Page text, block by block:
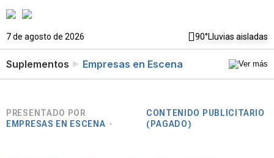
7 de agosto de 2026 90°Lluvias aisladas
Suplementos Empresas en Escena
PRESENTADO POR
EMPRESAS EN ESCENA
CONTENIDO PUBLICITARIO
(PAGADO)